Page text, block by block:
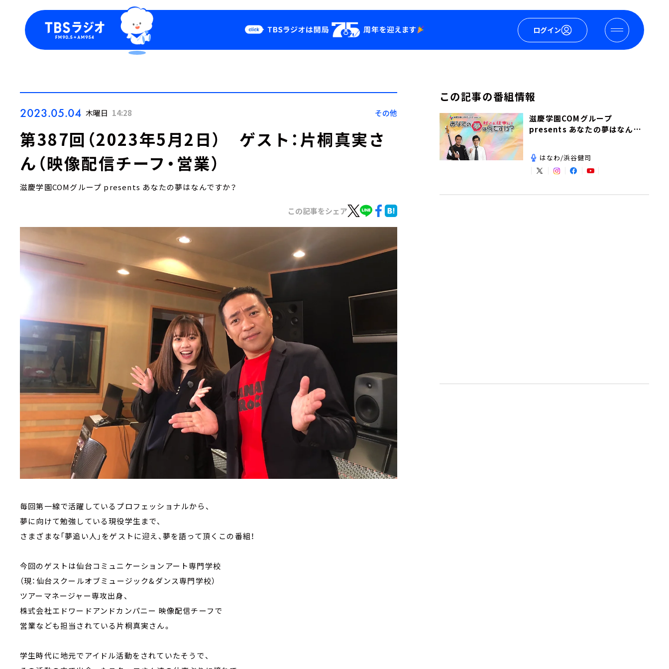
ログイン
Podcast
YouTube
2023.05.04 木曜日 14:28 その他
第387回（2023年5月2日） ゲスト：片桐真実さ
ん（映像配信チーフ・営業）
滋慶学園COMグループ presents あなたの夢はなんですか？
この記事をシェア
毎回第一線で活躍しているプロフェッショナルから、
夢に向けて勉強している現役学生まで、
さまざまな「夢追い人」をゲストに迎え、夢を語って頂くこの番組！
今回のゲストは仙台コミュニケーションアート専門学校
（現：仙台スクールオブミュージック&ダンス専門学校）
ツアーマネージャー専攻出身、
株式会社エドワードアンドカンパニー 映像配信チーフで
営業なども担当されている片桐真実さん。
学生時代に地元でアイドル活動をされていたそうで、
この記事の番組情報
滋慶学園COMグループ
presents あなたの夢はなんで
はなわ/浜谷健司